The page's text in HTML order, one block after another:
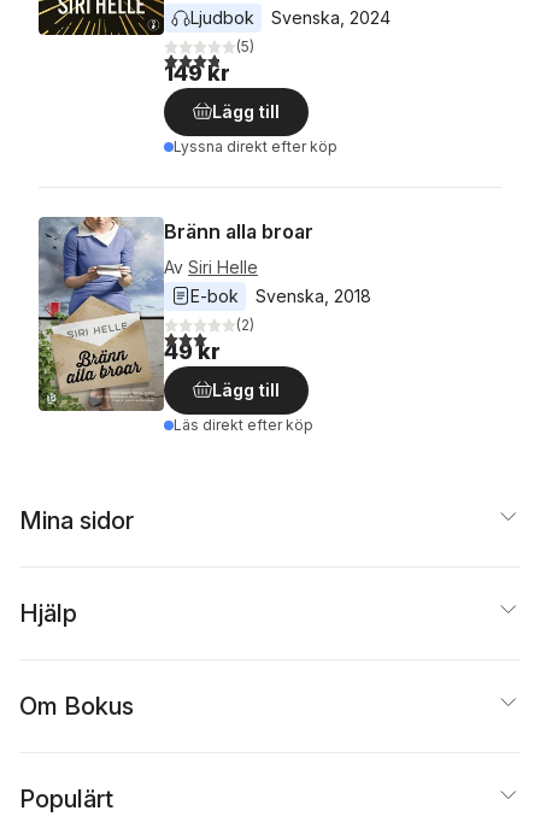
Ljudbok
Svenska 2024
3,8utav 5 stjärnor. Totalt antal röster:
(5)
149 kr
Lägg till
Lyssna direkt efter köp
Bränn alla broar
Av Siri Helle
E-bok
Svenska 2018
3,0utav 5 stjärnor. Totalt antal röster:
(2)
49 kr
Lägg till
Läs direkt efter köp
Mina sidor
Hjälp
Om Bokus
Populärt